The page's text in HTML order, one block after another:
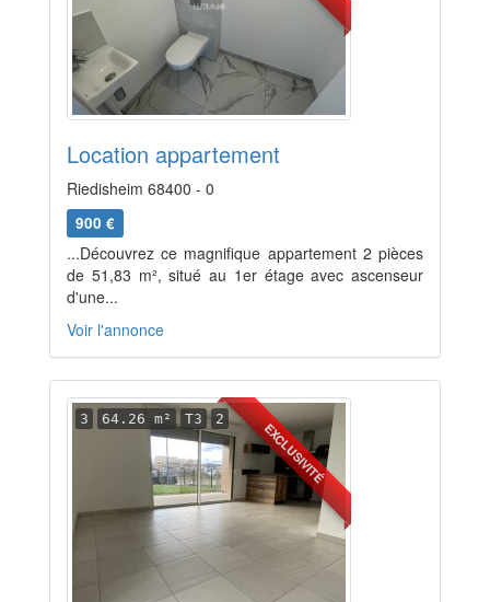
Location appartement
Riedisheim 68400 - 0
900 €
...Découvrez ce magnifique appartement 2 pièces
de 51,83 m², situé au 1er étage avec ascenseur
d'une...
Voir l'annonce
EXCLUSIVITÉ
3 64.26 m² T3 2